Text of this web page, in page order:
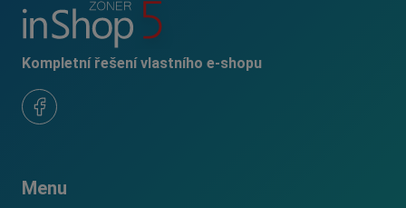
Kompletní řešení vlastního e-shopu
Menu